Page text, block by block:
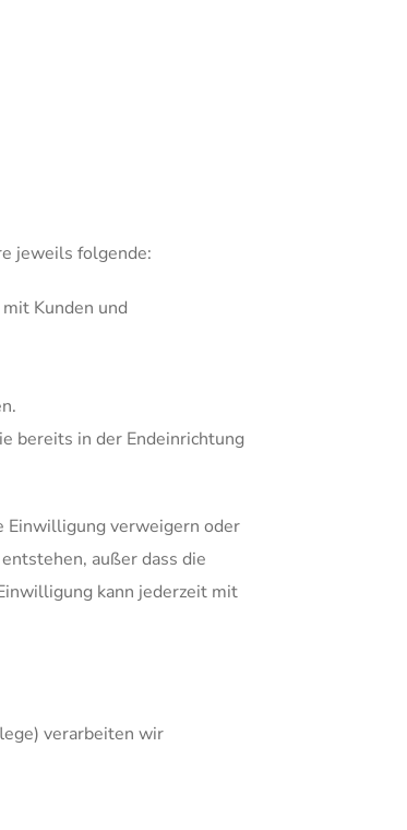
jeweils folgende:
Kunden und
bereits in der Endeinrichtung
Einwilligung verweigern oder
außer dass die
kann jederzeit mit
verarbeiten wir